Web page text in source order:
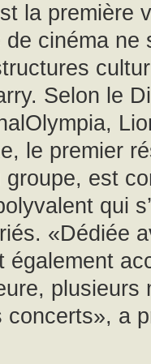
la première
cinéma ne
Selon le
le premier
est
qui
«Dédiée
également
plusieurs
concerts», a